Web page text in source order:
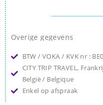
Overige gegevens
BTW / VOKA / KVK nr :
CITY TRIP TRAVEL,
België / Belgique
Enkel op afspraak